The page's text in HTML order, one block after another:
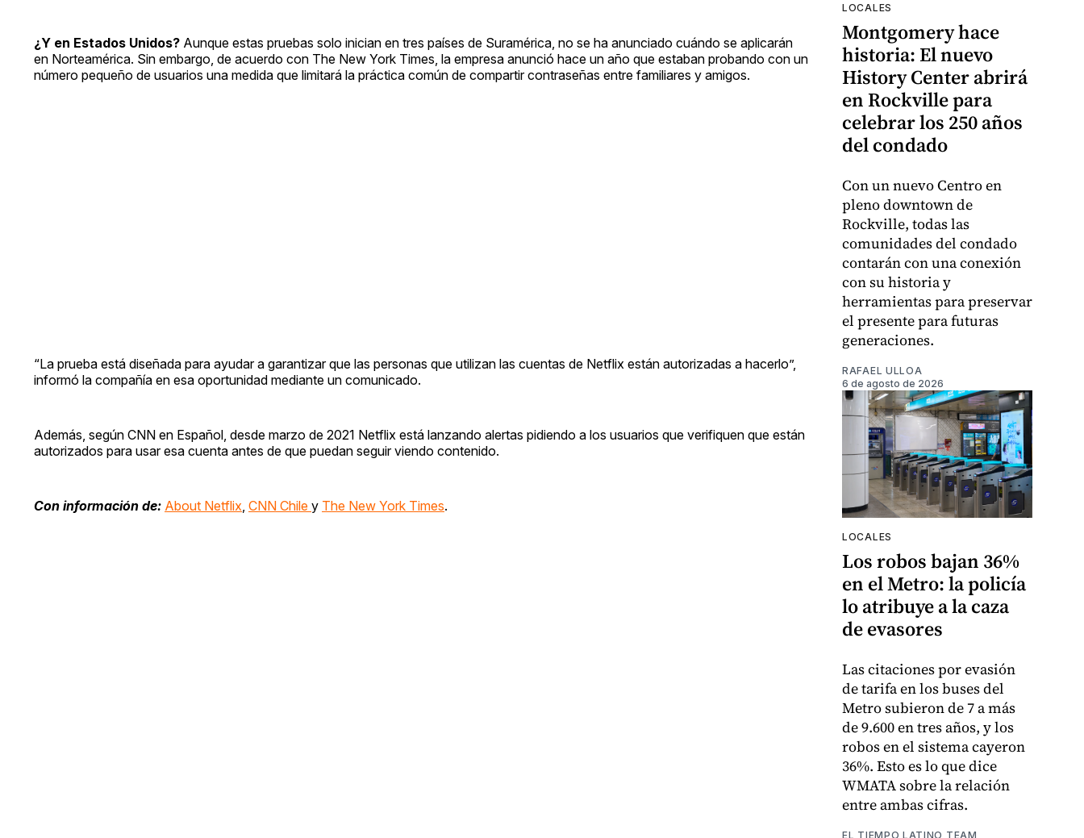
¿Y en Estados Unidos? Aunque estas pruebas solo inician en tres países de Suramérica, no se ha anunciado cuándo se aplicarán
en Norteamérica. Sin embargo, de acuerdo con The New York Times, la empresa anunció hace un año que estaban probando con un
número pequeño de usuarios una medida que limitará la práctica común de compartir contraseñas entre familiares y amigos.
“La prueba está diseñada para ayudar a garantizar que las personas que utilizan las cuentas de Netflix están autorizadas a hacerlo”,
informó la compañía en esa oportunidad mediante un comunicado.
Además, según CNN en Español, desde marzo de 2021 Netflix está lanzando alertas pidiendo a los usuarios que verifiquen que están
autorizados para usar esa cuenta antes de que puedan seguir viendo contenido.
Con información de: About Netflix CNN Chile y The New York Times.
LOCALES
Montgomery hace
historia: El nuevo
History Center abrirá
en Rockville para
celebrar los 250 años
del condado
Con un nuevo Centro en
pleno downtown de
Rockville, todas las
comunidades del condado
contarán con una conexión
con su historia y
herramientas para preservar
el presente para futuras
generaciones.
RAFAEL ULLOA
6 de agosto de 2026
LOCALES
Los robos bajan 36%
en el Metro: la policía
lo atribuye a la caza
de evasores
Las citaciones por evasión
de tarifa en los buses del
Metro subieron de 7 a más
de 9.600 en tres años, y los
robos en el sistema cayeron
36%. Esto es lo que dice
WMATA sobre la relación
entre ambas cifras.
EL TIEMPO LATINO TEAM